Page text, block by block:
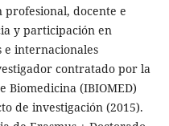
profesional, docente e
y participación en
e internacionales
contratado por la
Biomedicina (IBIOMED)
de investigación (2015).